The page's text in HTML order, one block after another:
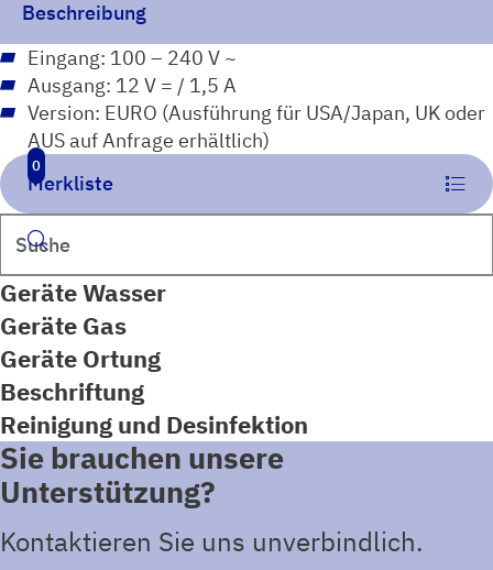
Merkliste
0
Suchen
Geräte Wasser
Geräte Gas
Geräte Ortung
Beschriftung
Reinigung und Desinfektion
Beschreibung
Eingang: 100 – 240 V ~
Ausgang: 12 V = / 1,5 A
Version: EURO (Ausführung für USA/Japan, UK oder
AUS auf Anfrage erhältlich)
Sie brauchen unsere
Unterstützung?
Kontaktieren Sie uns unverbindlich.